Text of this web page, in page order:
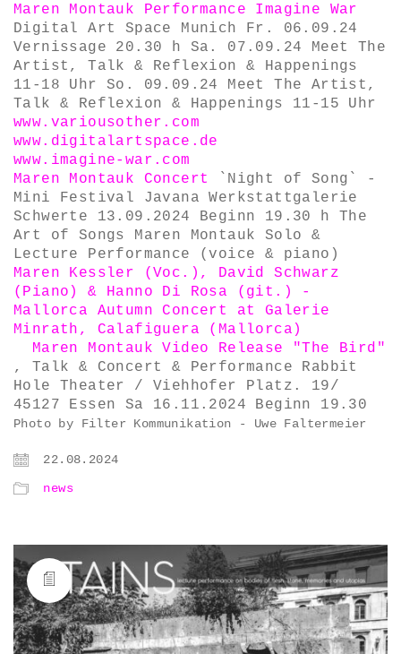
Maren Montauk Performance
Imagine War
Digital Art Space Munich Fr. 06.09.24
Vernissage 20.30 h Sa. 07.09.24 Meet The
Artist, Talk & Reflexion & Happenings
11-18 Uhr So. 09.09.24 Meet The Artist,
Talk & Reflexion & Happenings 11-15 Uhr
www.variousother.com
www.digitalartspace.de
www.imagine-war.com
Maren Montauk Concert
`Night of Song` -
Mini Festival Javana Werkstattgalerie
Schwerte 13.09.2024 Beginn 19.30 h The
Art of Songs Maren Montauk Solo &
Lecture Performance (voice & piano)
Maren Kessler (Voc.), David Schwarz
(Piano) & Hanno Di Rosa (git.) -
Mallorca Autumn Concert at Galerie
Minrath, Calafiguera (Mallorca)
Maren Montauk
Video Release "The Bird"
, Talk & Concert & Performance Rabbit
Hole Theater / Viehhofer Platz. 19/
45127 Essen Sa 16.11.2024 Beginn 19.30
Photo by Filter Kommunikation - Uwe Faltermeier
22.08.2024
news